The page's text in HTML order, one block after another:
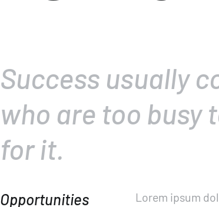
Success usually
who are too busy
for it.
Opportunities
Lorem ipsum